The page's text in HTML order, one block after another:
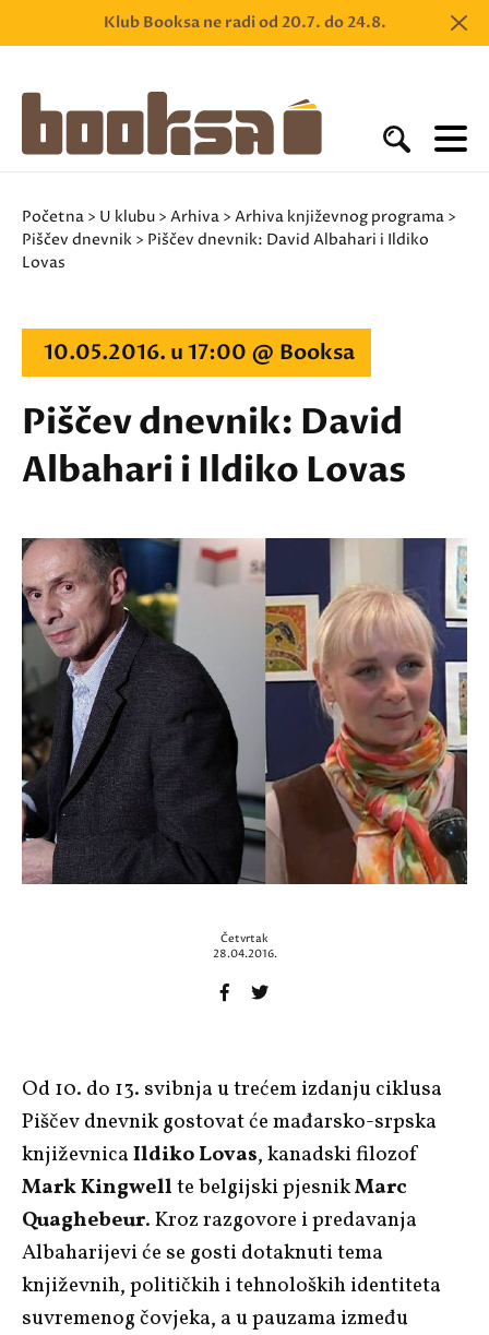
Klub Booksa ne radi od 20.7. do 24.8.
Početna > U klubu > Arhiva > Arhiva književnog programa >
Piščev dnevnik > Piščev dnevnik: David Albahari i Ildiko
Lovas
10.05.2016. u 17:00 @ Booksa
Piščev dnevnik: David
Albahari i Ildiko Lovas
Četvrtak
28.04.2016.
Od 10. do 13. svibnja u trećem izdanju ciklusa
Piščev dnevnik gostovat će mađarsko-srpska
književnicaIldiko Lovas, kanadski filozof
Mark Kingwellte belgijski pjesnikMarc
Quaghebeur. Kroz razgovore i predavanja
Albaharijevi će se gosti dotaknuti tema
književnih, političkih i tehnoloških identiteta
suvremenog čovjeka, a u pauzama između